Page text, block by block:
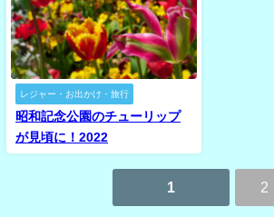
レジャー・お出かけ・旅行
昭和記念公園のチューリップ
が見頃に！2022
1 2